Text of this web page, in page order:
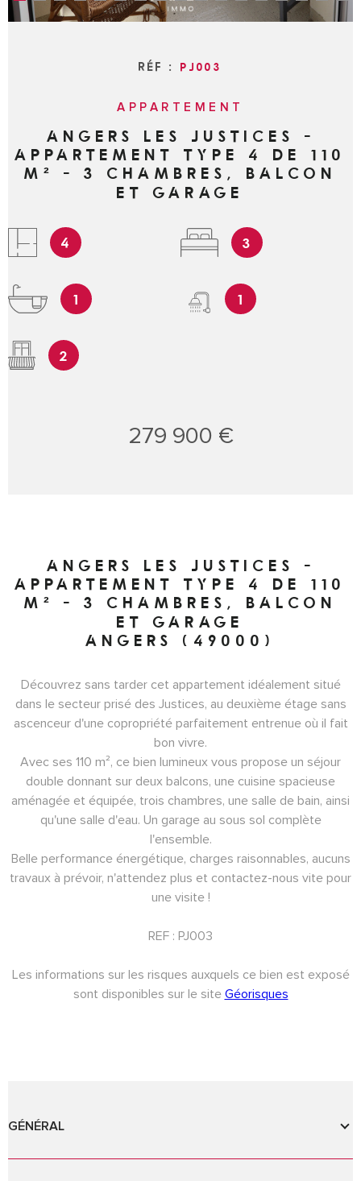
RÉF : PJ003
APPARTEMENT
ANGERS LES JUSTICES -
APPARTEMENT TYPE 4 DE 110
M² - 3 CHAMBRES, BALCON
ET GARAGE
4 3
1 1
2
279 900 €
ANGERS LES JUSTICES -
APPARTEMENT TYPE 4 DE 110
M² - 3 CHAMBRES, BALCON
ET GARAGE
ANGERS (49000)
Découvrez sans tarder cet appartement idéalement situé
dans le secteur prisé des Justices, au deuxième étage sans
ascenceur d'une copropriété parfaitement entrenue où il fait
bon vivre.
Avec ses 110 m², ce bien lumineux vous propose un séjour
double donnant sur deux balcons, une cuisine spacieuse
aménagée et équipée, trois chambres, une salle de bain, ainsi
qu'une salle d'eau. Un garage au sous sol complète
l'ensemble.
Belle performance énergétique, charges raisonnables, aucuns
travaux à prévoir, n'attendez plus et contactez-nous vite pour
une visite !
REF : PJ003
Les informations sur les risques auxquels ce bien est exposé
sont disponibles sur le site Géorisques
GÉNÉRAL